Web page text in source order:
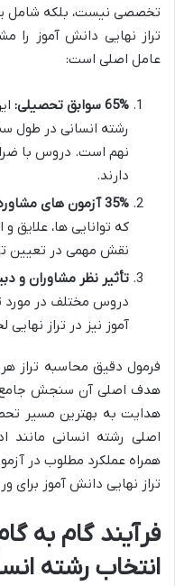
تخصصی نیست، بلکه شامل
تراز نهایی دانش آموز را
عامل اصلی است:
65% سوابق تحصیلی:
رشته انسانی در طول
نهم است. دروس با
دارند.
35% آزمون های مشاوره ای و رغبت سنج:
که توانایی ها، علایق
نقش مهمی در تعیین
تأثیر نظر مشاوران و
دروس مختلف در مورد
آموز نیز در تراز
فرمول دقیق محاسبه تراز
هدف اصلی آن سنجش جامع
هدایت به بهترین مسیر
اصلی رشته انسانی مانند
همراه عملکرد مطلوب در
تراز نهایی دانش آموز برای
فرآیند گام به
انتخاب رشته